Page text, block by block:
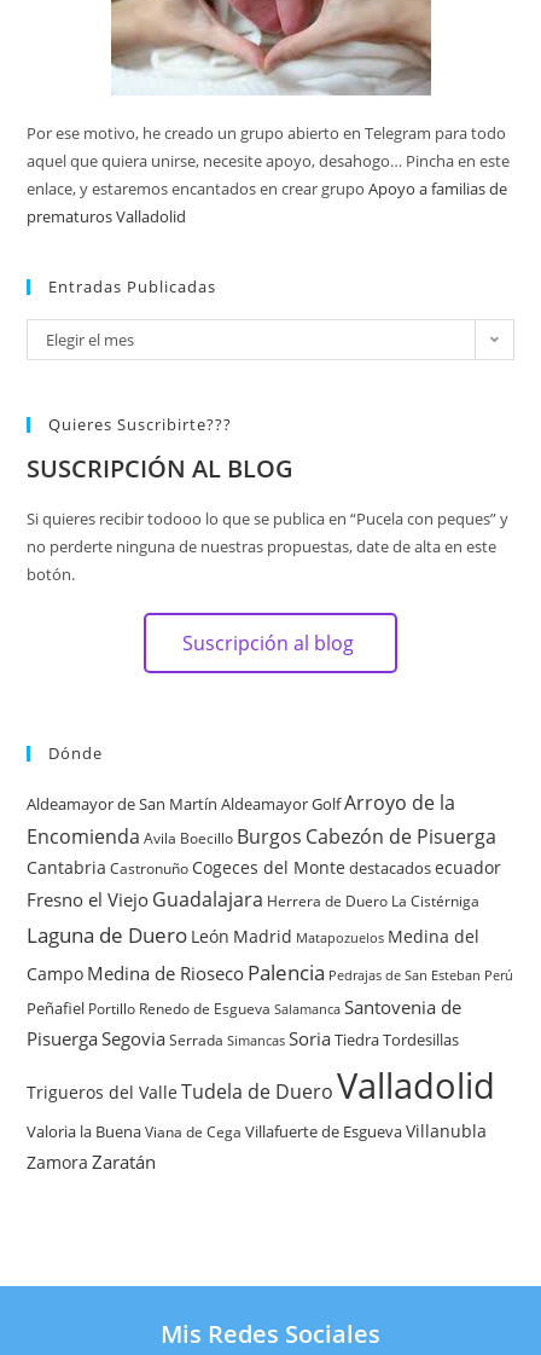
Por ese motivo, he creado un grupo abierto en Telegram para todo
aquel que quiera unirse, necesite apoyo, desahogo… Pincha en este
enlace, y estaremos encantados en crear grupoApoyo a familias de
prematuros Valladolid
Entradas Publicadas
Elegir el mes
Quieres Suscribirte???
SUSCRIPCIÓN AL BLOG
Si quieres recibir todooo lo que se publica en “Pucela con peques” y
no perderte ninguna de nuestras propuestas, date de alta en este
botón.
Suscripción al blog
Dónde
Aldeamayor de San Martín Aldeamayor GolfArroyo de la
Encomienda Avila Boecillo Burgos Cabezón de Pisuerga
Cantabria Castronuño Cogeces del Monte destacadosecuador
Fresno el Viejo Guadalajara Herrera de Duero La Cistérniga
Laguna de Duero León Madrid Matapozuelos Medina del
Campo Medina de Rioseco Palencia Pedrajas de San Esteban Perú
Peñafiel Portillo Renedo de Esgueva Salamanca Santovenia de
PisuergaSegovia Serrada Simancas SoriaTiedraTordesillas
Trigueros del Valle Tudela de Duero Valladolid
Valoria la Buena Viana de Cega Villafuerte de EsguevaVillanubla
Zamora Zaratán
Mis Redes Sociales